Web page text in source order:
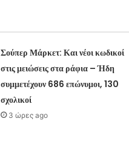
Σούπερ Μάρκετ: Και νέοι κωδικοί
στις μειώσεις στα ράφια – Ήδη
συμμετέχουν 686 επώνυμοι, 130
σχολικοί
3 ώρες ago